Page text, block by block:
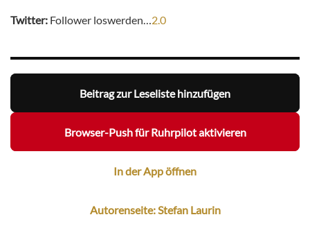
Twitter: Follower loswerden…2.0
Beitrag zur Leseliste hinzufügen
Browser-Push für Ruhrpilot aktivieren
In der App öffnen
Autorenseite: Stefan Laurin